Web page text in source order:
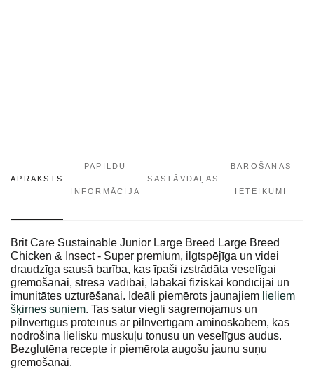
APRAKSTS
PAPILDU
INFORMĀCIJA
SASTĀVDAĻAS
BAROŠANAS
IETEIKUMI
Brit Care Sustainable Junior Large Breed Large Breed
Chicken & Insect - Super premium, ilgtspējīga un videi
draudzīga sausā barība, kas īpaši izstrādāta veselīgai
gremošanai, stresa vadībai, labākai fiziskai kondīcijai un
imunitātes uzturēšanai. Ideāli piemērots jaunajiem lieliem
šķirnes suņiem. Tas satur viegli sagremojamus un
pilnvērtīgus proteīnus ar pilnvērtīgām aminoskābēm, kas
nodrošina lielisku muskuļu tonusu un veselīgus audus.
Bezglutēna recepte ir piemērota augošu jaunu suņu
gremošanai.